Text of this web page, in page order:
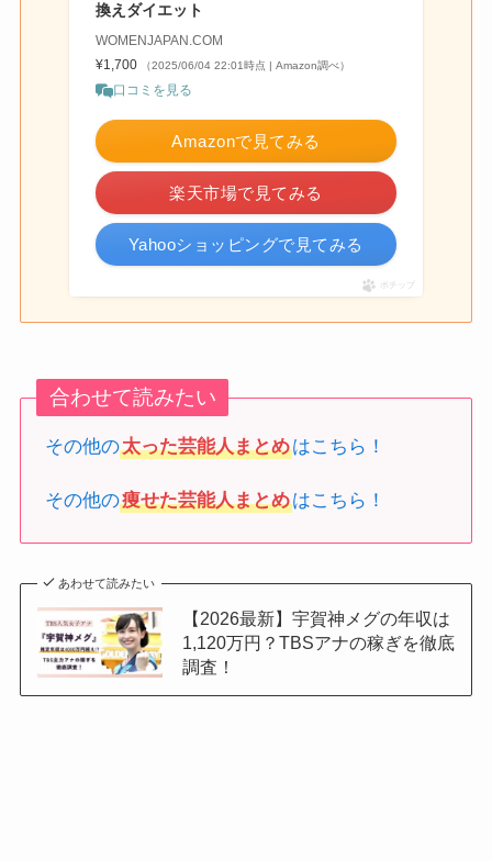
換えダイエット
WOMENJAPAN.COM
¥1,700
（2025/06/04 22:01時点 | Amazon調べ）
口コミを見る
Amazonで見てみる
楽天市場で見てみる
Yahooショッピングで見てみる
ポチップ
合わせて読みたい
その他の太った芸能人まとめはこちら！
その他の痩せた芸能人まとめはこちら！
あわせて読みたい
【2026最新】宇賀神メグの年収は
1,120万円？TBSアナの稼ぎを徹底
調査！